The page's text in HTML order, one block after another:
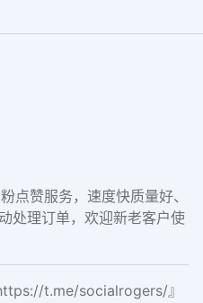
点赞服务，速度快质量好、
处理订单，欢迎新老客户使
t.me/socialrogers/』